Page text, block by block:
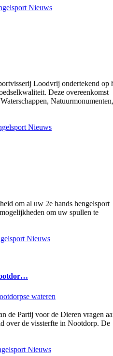
Nieuws
Loodvrij ondertekend op
Deze overeenkomst
Natuurmonumenten,
Nieuws
om al uw 2e hands hengelsport
om uw spullen te
Nieuws
de Partij voor de Dieren vragen
over de vissterfte in Nootdorp. De
Nieuws